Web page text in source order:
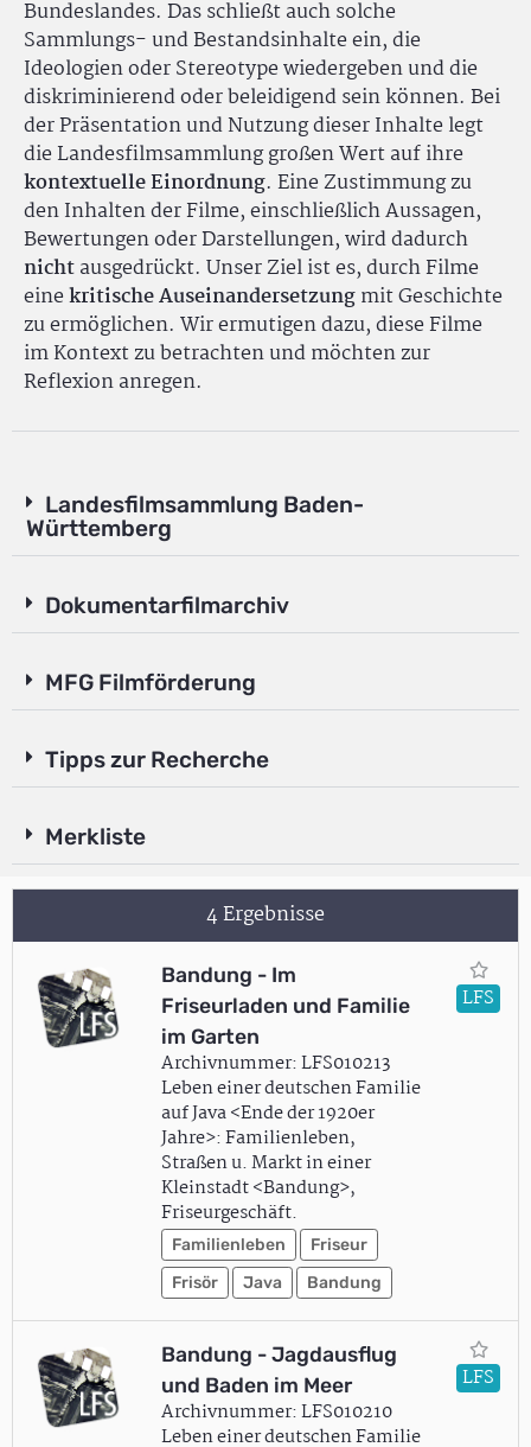
Bundeslandes. Das schließt auch solche
Sammlungs- und Bestandsinhalte ein, die
Ideologien oder Stereotype wiedergeben und die
diskriminierend oder beleidigend sein können. Bei
der Präsentation und Nutzung dieser Inhalte legt
die Landesfilmsammlung großen Wert auf ihre
kontextuelle Einordnung. Eine Zustimmung zu
den Inhalten der Filme, einschließlich Aussagen,
Bewertungen oder Darstellungen, wird dadurch
nichtausgedrückt. Unser Ziel ist es, durch Filme
einekritische Auseinandersetzungmit Geschichte
zu ermöglichen. Wir ermutigen dazu, diese Filme
im Kontext zu betrachten und möchten zur
Reflexion anregen.
Landesfilmsammlung Baden-
Württemberg
Dokumentarfilmarchiv
MFG Filmförderung
Tipps zur Recherche
Merkliste
4 Ergebnisse
Bandung - Im
Friseurladen und Familie
im Garten
Archivnummer: LFS010213
Leben einer deutschen Familie
auf Java <Ende der 1920er
Jahre>: Familienleben,
Straßen u. Markt in einer
Kleinstadt <Bandung>,
Friseurgeschäft.
Familienleben
Friseur
Frisör
Java Bandung
LFS
Bandung - Jagdausflug
und Baden im Meer
Archivnummer: LFS010210
Leben einer deutschen Familie
LFS